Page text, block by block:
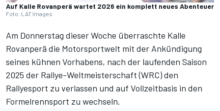
Auf Kalle Rovanperä wartet 2026 ein komplett neues Abenteuer
Foto: LAT Images
Am Donnerstag dieser Woche überraschte Kalle
Rovanperä die Motorsportwelt mit der Ankündigung
seines kühnen Vorhabens, nach der laufenden Saison
2025 der Rallye-Weltmeisterschaft (WRC)den
Rallyesport zu verlassen und auf Vollzeitbasis in den
Formelrennsport zu wechseln.